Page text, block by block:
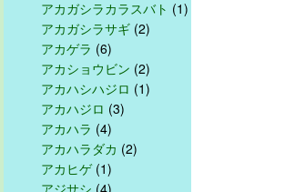
アカガシラカラスバト (1)
アカガシラサギ (2)
アカゲラ (6)
アカショウビン (2)
アカハシハジロ (1)
アカハジロ (3)
アカハラ (4)
アカハラダカ (2)
アカヒゲ(1)
アジサシ (4)